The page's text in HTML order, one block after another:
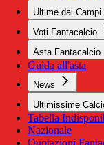
Ultime dai Campi
Voti Fantacalcio
Asta Fantacalcio
Guida all'asta
News
Ultimissime
Tabella
Nazionale
Quotazioni